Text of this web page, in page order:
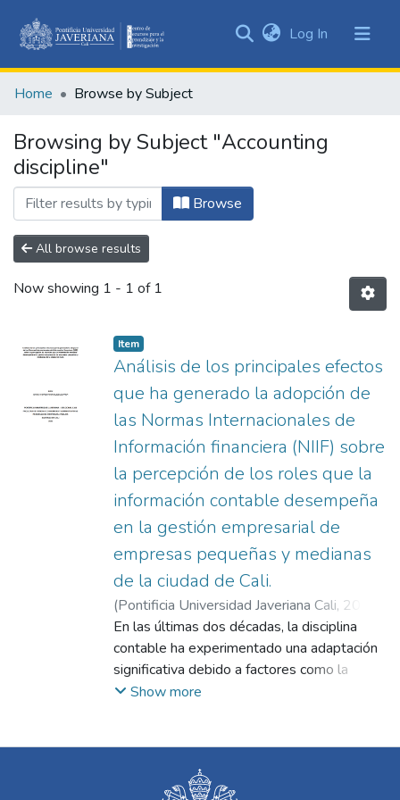
&
All of DSpace
Log In (current)
Home Browse by Subject
Browsing by Subject "Accounting
discipline"
Browse
All browse results
Now showing 1 - 1 of 1
Item
Análisis de los principales efectos
que ha generado la adopción de
las Normas Internacionales de
Información financiera (NIIF) sobre
la percepción de los roles que la
información contable desempeña
en la gestión empresarial de
empresas pequeñas y medianas
de la ciudad de Cali.
(Pontificia Universidad Javeriana Cali, 2020
Rodríguez Legarda, Jorge Andrés;Usme
En las últimas dos décadas, la disciplina
contable ha experimentado una adaptación
significativa debido a factores como la
globalización, el avance tecnológico y las
valioso para las organizaciones, que lo
Show more